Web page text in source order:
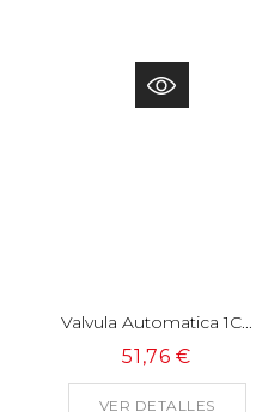
Valvula Automatica 1C...
51,76 €
VER DETALLES